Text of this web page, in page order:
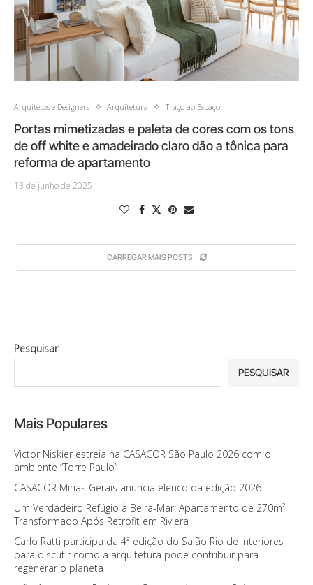
Arquitetos e Designers Arquitetura Traço ao Espaço
Portas mimetizadas e paleta de cores com os tons
de off white e amadeirado claro dão a tônica para
reforma de apartamento
13 de junho de 2025
CARREGAR MAIS POSTS
Pesquisar
PESQUISAR
Mais Populares
Victor Niskier estreia na CASACOR São Paulo 2026 com o
ambiente “Torre Paulo”
CASACOR Minas Gerais anuncia elenco da edição 2026
Um Verdadeiro Refúgio à Beira-Mar: Apartamento de 270m²
Transformado Após Retrofit em Riviera
Carlo Ratti participa da 4ª edição do Salão Rio de Interiores
para discutir como a arquitetura pode contribuir para
regenerar o planeta